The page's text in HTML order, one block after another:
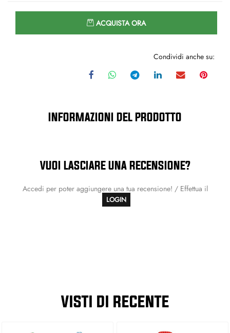
ACQUISTA ORA
Condividi anche su:
INFORMAZIONI DEL PRODOTTO
VUOI LASCIARE UNA RECENSIONE?
Accedi per poter aggiungere una tua recensione! / Effettua il
LOGIN
VISTI DI RECENTE